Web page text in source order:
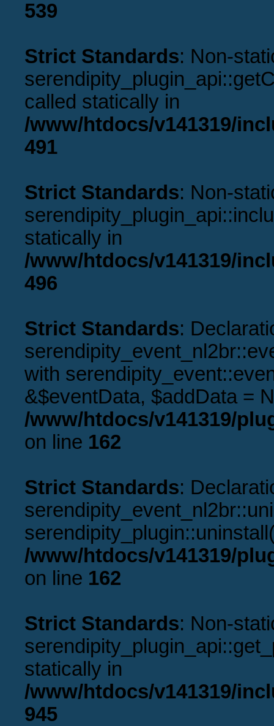
539
Strict Standards: Non-
called statically in
/www/htdocs/v141319/
491
Strict Standards: Non-
statically in
/www/htdocs/v141319/
496
Strict Standards:
with
&$eventData, $addData =
/www/htdocs/v141319/
on line 162
Strict Standards:
/www/htdocs/v141319/
on line 162
Strict Standards: Non-
statically in
/www/htdocs/v141319/
945